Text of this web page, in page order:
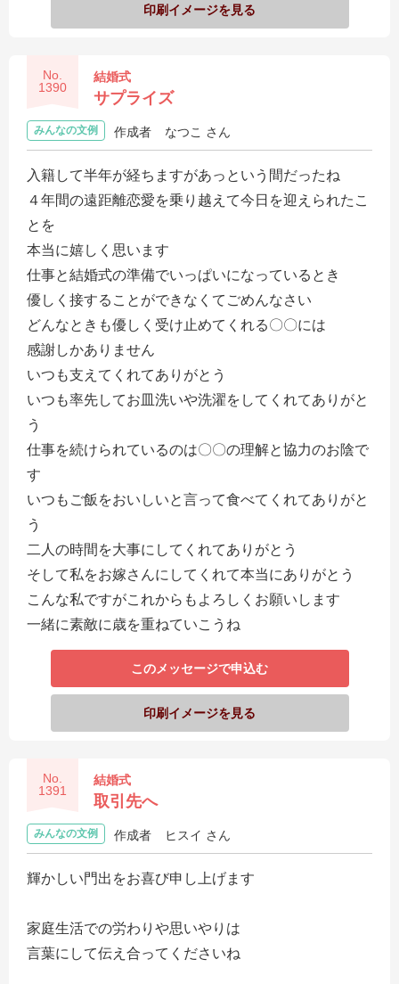
印刷イメージを見る
No.
1390
結婚式
サプライズ
みんなの文例 作成者 なつこ さん
入籍して半年が経ちますがあっという間だったね
４年間の遠距離恋愛を乗り越えて今日を迎えられたこ
とを
本当に嬉しく思います
仕事と結婚式の準備でいっぱいになっているとき
優しく接することができなくてごめんなさい
どんなときも優しく受け止めてくれる〇〇には
感謝しかありません
いつも支えてくれてありがとう
いつも率先してお皿洗いや洗濯をしてくれてありがと
う
仕事を続けられているのは〇〇の理解と協力のお陰で
す
いつもご飯をおいしいと言って食べてくれてありがと
う
二人の時間を大事にしてくれてありがとう
そして私をお嫁さんにしてくれて本当にありがとう
こんな私ですがこれからもよろしくお願いします
一緒に素敵に歳を重ねていこうね
このメッセージで申込む
印刷イメージを見る
No.
1391
結婚式
取引先へ
みんなの文例 作成者 ヒスイ さん
輝かしい門出をお喜び申し上げます
家庭生活での労わりや思いやりは
言葉にして伝え合ってくださいね